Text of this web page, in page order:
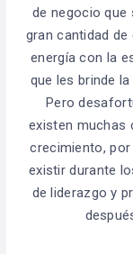
de negocio que
gran cantidad
energía con la
que les brinde
Pero
existen muchas
crecimiento, por
existir durante
de liderazgo y